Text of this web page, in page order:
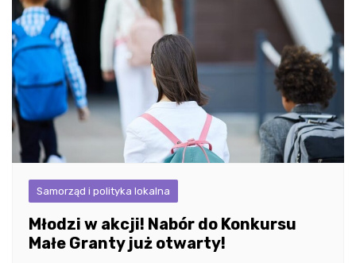
Samorząd i polityka lokalna
Młodzi w akcji! Nabór do Konkursu
Małe Granty już otwarty!